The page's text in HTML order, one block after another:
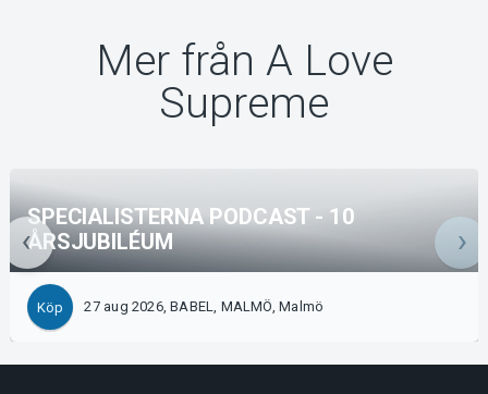
Mer från A Love
Supreme
SPECIALISTERNA PODCAST - 10
ÅRSJUBILÉUM
Köp 27 aug 2026, BABEL, MALMÖ, Malmö